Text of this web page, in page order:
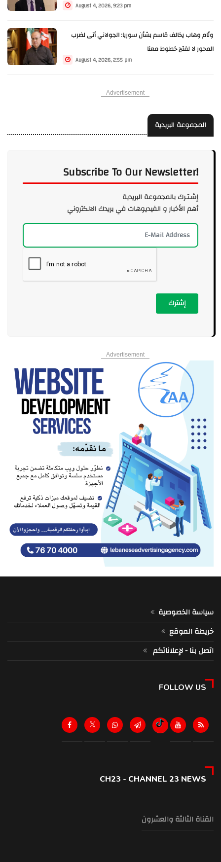
August 4, 2026, 9:23 pm
وئام وهاب يخالف قاسم بشأن سوريا: الجولاني أتى لضرب
المحور لا لفتح خطوط معنا
August 4, 2026, 2:55 pm
Advertisement
المجموعة البريدية
Subscribe To Our Newsletter!
إشـتـرك بالمجموعة البريدية
أهم الأخبار و الفيديوهات في بريدك الالكتروني
إشترك
Advertisement
سياسة الخصوصية
خريطة الموقع
اتصل بنا - لإعلاناتكم
FOLLOW US
CH23 - CHANNEL 23 NEWS
القناة الثالثة والعشرون